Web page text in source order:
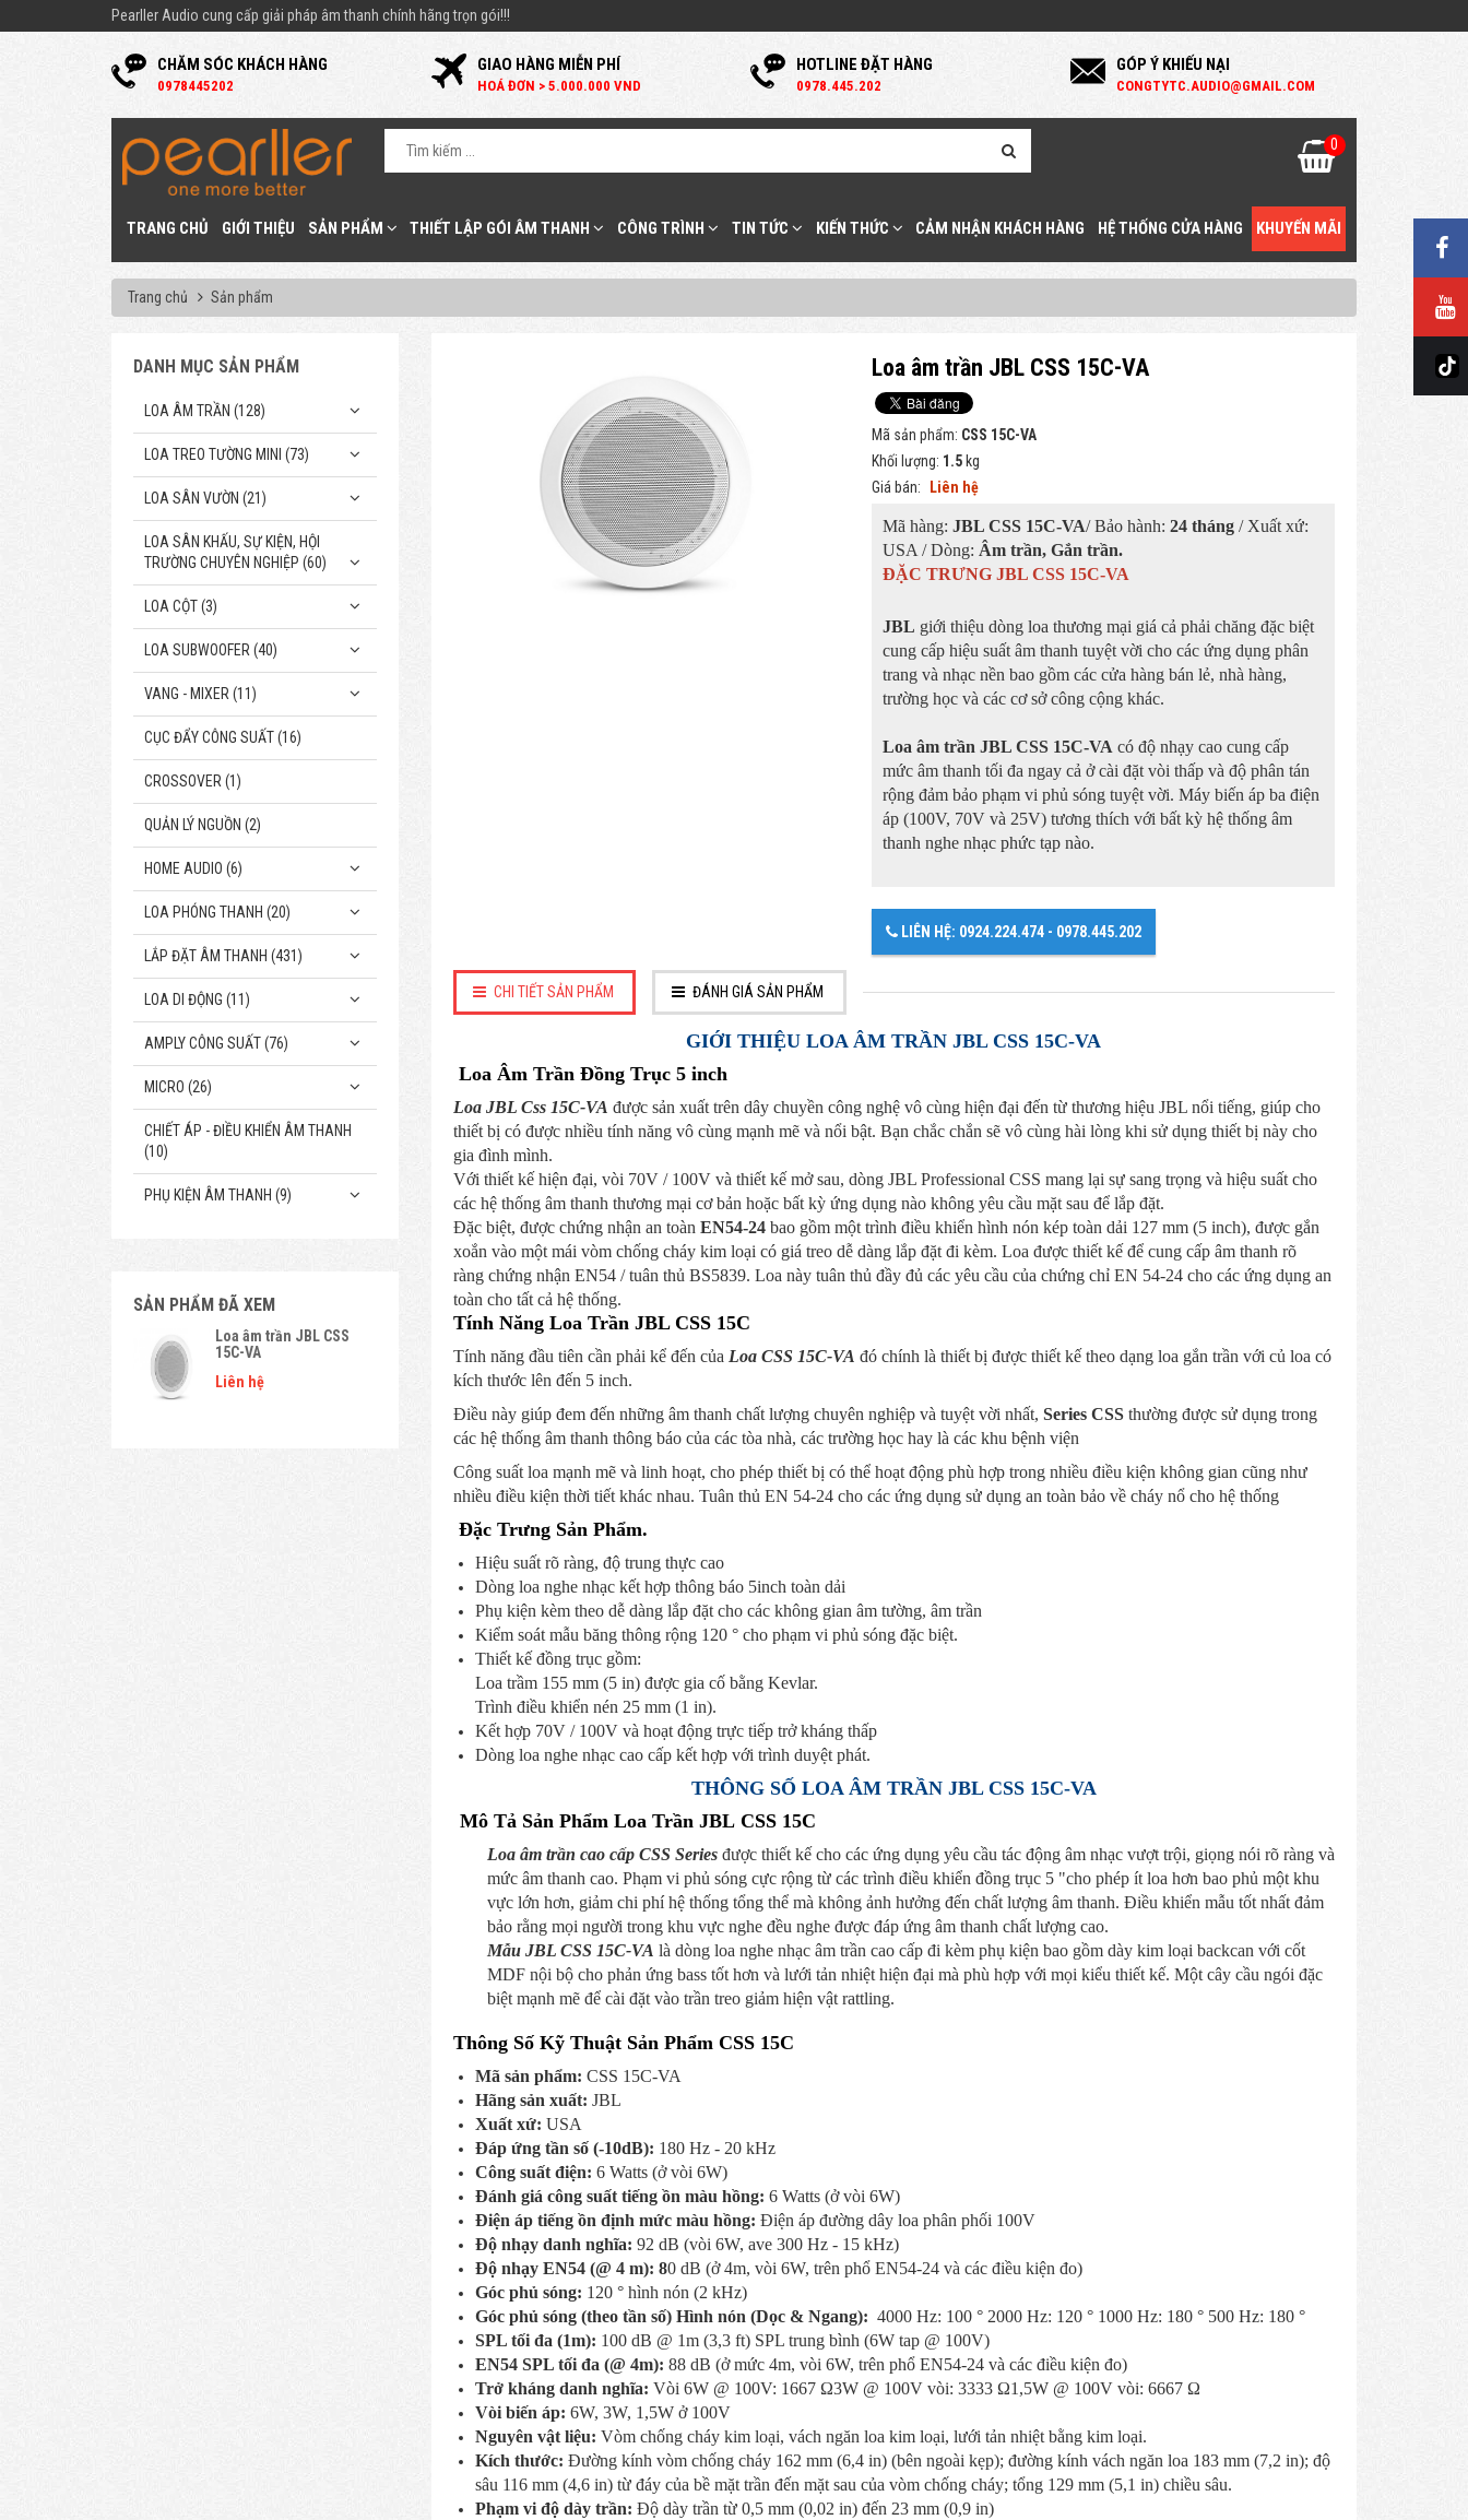
Pearller Audio cung cấp giải pháp âm thanh chính hãng trọn gói!!!
CHĂM SÓC KHÁCH HÀNG
0978445202
GIAO HÀNG MIỄN PHÍ
HOÁ ĐƠN > 5.000.000 VND
HOTLINE ĐẶT HÀNG
0978.445.202
GÓP Ý KHIẾU NẠI
CONGTYTC.AUDIO@GMAIL.COM
0
TRANG CHỦ GIỚI THIỆU SẢN PHẨM THIẾT LẬP GÓI ÂM THANH CÔNG TRÌNH TIN TỨC KIẾN THỨC CẢM NHẬN KHÁCH HÀNG HỆ THỐNG CỬA HÀNG KHUYẾN MÃI
Trang chủ Sản phẩm
Loa âm trần JBL CSS 15C-VA
Mã sản phẩm: CSS 15C-VA
Khối lượng: 1.5 kg
Giá bán:
Liên hệ
Mã hàng:JBL CSS 15C-VA/ Bảo hành:24 tháng / Xuất xứ:
USA / Dòng: Âm trần, Gắn trần.
ĐẶC TRƯNG JBL CSS 15C-VA
JBL giới thiệu dòng loa thương mại giá cả phải chăng đặc biệt
cung cấp hiệu suất âm thanh tuyệt vời cho các ứng dụng phân
trang và nhạc nền bao gồm các cửa hàng bán lẻ, nhà hàng,
trường học và các cơ sở công cộng khác.
Loa âm trần JBL CSS 15C-VA có độ nhạy cao cung cấp
mức âm thanh tối đa ngay cả ở cài đặt vòi thấp và độ phân tán
rộng đảm bảo phạm vi phủ sóng tuyệt vời. Máy biến áp ba điện
áp (100V, 70V và 25V) tương thích với bất kỳ hệ thống âm
thanh nghe nhạc phức tạp nào.
LIÊN HỆ: 0924.224.474 - 0978.445.202
CHI TIẾT SẢN PHẨM ĐÁNH GIÁ SẢN PHẨM
GIỚI THIỆU LOA ÂM TRẦN JBL CSS 15C-VA
Loa Âm Trần Đồng Trục 5 inch
Loa JBL Css 15C-VA được sản xuất trên dây chuyền công nghệ vô cùng hiện đại đến từ thương hiệu JBL nổi tiếng, giúp cho
thiết bị có được nhiều tính năng vô cùng mạnh mẽ và nổi bật. Bạn chắc chắn sẽ vô cùng hài lòng khi sử dụng thiết bị này cho
gia đình mình.
Với thiết kế hiện đại, vòi 70V / 100V và thiết kế mở sau, dòng JBL Professional CSS mang lại sự sang trọng và hiệu suất cho
các hệ thống âm thanh thương mại cơ bản hoặc bất kỳ ứng dụng nào không yêu cầu mặt sau để lắp đặt.
Đặc biệt, được chứng nhận an toàn EN54-24 bao gồm một trình điều khiển hình nón kép toàn dải 127 mm (5 inch), được gắn
xoắn vào một mái vòm chống cháy kim loại có giá treo dễ dàng lắp đặt đi kèm. Loa được thiết kế để cung cấp âm thanh rõ
ràng chứng nhận EN54 / tuân thủ BS5839. Loa này tuân thủ đầy đủ các yêu cầu của chứng chỉ EN 54-24 cho các ứng dụng an
toàn cho tất cả hệ thống.
Tính Năng Loa Trần JBL CSS 15C
Tính năng đầu tiên cần phải kể đến của Loa CSS 15C-VA đó chính là thiết bị được thiết kế theo dạng loa gắn trần với củ loa có
kích thước lên đến 5 inch.
Điều này giúp đem đến những âm thanh chất lượng chuyên nghiệp và tuyệt vời nhất, Series CSSthường được sử dụng trong
các hệ thống âm thanh thông báo của các tòa nhà, các trường học hay là các khu bệnh viện
Công suất loa mạnh mẽ và linh hoạt, cho phép thiết bị có thể hoạt động phù hợp trong nhiều điều kiện không gian cũng như
nhiều điều kiện thời tiết khác nhau. Tuân thủ EN 54-24 cho các ứng dụng sử dụng an toàn bảo về cháy nổ cho hệ thống
Đặc Trưng Sản Phẩm.
Hiệu suất rõ ràng, độ trung thực cao
Dòng loa nghe nhạc kết hợp thông báo 5inch toàn dải
Phụ kiện kèm theo dễ dàng lắp đặt cho các không gian âm tường, âm trần
Kiểm soát mẫu băng thông rộng 120 ° cho phạm vi phủ sóng đặc biệt.
Thiết kế đồng trục gồm:
Loa trầm 155 mm (5 in) được gia cố bằng Kevlar.
Trình điều khiển nén 25 mm (1 in).
Kết hợp 70V / 100V và hoạt động trực tiếp trở kháng thấp
Dòng loa nghe nhạc cao cấp kết hợp với trình duyệt phát.
THÔNG SỐ LOA ÂM TRẦN JBL CSS 15C-VA
Mô Tả Sản Phẩm Loa Trần JBL CSS 15C
Loa âm trần cao cấp CSS Series được thiết kế cho các ứng dụng yêu cầu tác động âm nhạc vượt trội, giọng nói rõ ràng và
mức âm thanh cao. Phạm vi phủ sóng cực rộng từ các trình điều khiển đồng trục 5 "cho phép ít loa hơn bao phủ một khu
vực lớn hơn, giảm chi phí hệ thống tổng thể mà không ảnh hưởng đến chất lượng âm thanh. Điều khiển mẫu tốt nhất đảm
bảo rằng mọi người trong khu vực nghe đều nghe được đáp ứng âm thanh chất lượng cao.
Mẫu JBL CSS 15C-VA là dòng loa nghe nhạc âm trần cao cấp đi kèm phụ kiện bao gồm dày kim loại backcan với cốt
MDF nội bộ cho phản ứng bass tốt hơn và lưới tản nhiệt hiện đại mà phù hợp với mọi kiểu thiết kế. Một cây cầu ngói đặc
biệt mạnh mẽ để cài đặt vào trần treo giảm hiện vật rattling.
Thông Số Kỹ Thuật Sản Phẩm CSS 15C
Mã sản phẩm: CSS 15C-VA
Hãng sản xuất: JBL
Xuất xứ: USA
Đáp ứng tần số (-10dB): 180 Hz - 20 kHz
Công suất điện: 6 Watts (ở vòi 6W)
Đánh giá công suất tiếng ồn màu hồng: 6 Watts (ở vòi 6W)
Điện áp tiếng ồn định mức màu hồng: Điện áp đường dây loa phân phối 100V
Độ nhạy danh nghĩa: 92 dB (vòi 6W, ave 300 Hz - 15 kHz)
Độ nhạy EN54 (@ 4 m): 80 dB (ở 4m, vòi 6W, trên phổ EN54-24 và các điều kiện đo)
Góc phủ sóng: 120 ° hình nón (2 kHz)
Góc phủ sóng (theo tần số) Hình nón (Dọc & Ngang): 4000 Hz: 100 ° 2000 Hz: 120 ° 1000 Hz: 180 ° 500 Hz: 180 °
SPL tối đa (1m): 100 dB @ 1m (3,3 ft) SPL trung bình (6W tap @ 100V)
EN54 SPL tối đa (@ 4m): 88 dB (ở mức 4m, vòi 6W, trên phổ EN54-24 và các điều kiện đo)
Trở kháng danh nghĩa: Vòi 6W @ 100V: 1667 Ω3W @ 100V vòi: 3333 Ω1,5W @ 100V vòi: 6667 Ω
Vòi biến áp: 6W, 3W, 1,5W ở 100V
Nguyên vật liệu: Vòm chống cháy kim loại, vách ngăn loa kim loại, lưới tản nhiệt bằng kim loại.
Kích thước: Đường kính vòm chống cháy 162 mm (6,4 in) (bên ngoài kẹp); đường kính vách ngăn loa 183 mm (7,2 in); độ
sâu 116 mm (4,6 in) từ đáy của bề mặt trần đến mặt sau của vòm chống cháy; tổng 129 mm (5,1 in) chiều sâu.
Phạm vi độ dày trần: Độ dày trần từ 0,5 mm (0,02 in) đến 23 mm (0,9 in)
DANH MỤC SẢN PHẨM
LOA ÂM TRẦN (128)
LOA TREO TƯỜNG MINI (73)
LOA SÂN VƯỜN (21)
LOA SÂN KHẤU, SỰ KIỆN, HỘI
TRƯỜNG CHUYÊN NGHIỆP (60)
LOA CỘT (3)
LOA SUBWOOFER (40)
VANG - MIXER (11)
CỤC ĐẨY CÔNG SUẤT (16)
CROSSOVER (1)
QUẢN LÝ NGUỒN (2)
HOME AUDIO (6)
LOA PHÓNG THANH (20)
LẮP ĐẶT ÂM THANH (431)
LOA DI ĐỘNG (11)
AMPLY CÔNG SUẤT (76)
MICRO (26)
CHIẾT ÁP - ĐIỀU KHIỂN ÂM THANH
(10)
PHỤ KIỆN ÂM THANH (9)
SẢN PHẨM ĐÃ XEM
Loa âm trần JBL CSS
15C-VA
Liên hệ